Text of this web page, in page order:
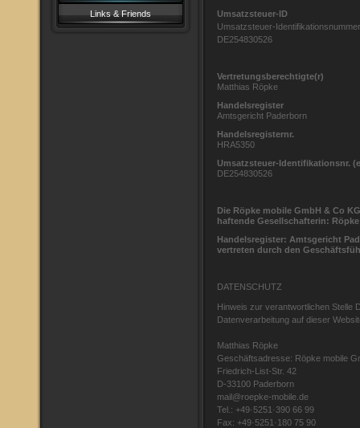
Links & Friends
Umsatzsteuer-ID
Umsatzsteuer-Identifikationsnummer
DE254830526
Vertretungsberechtigte(r)
Matthias Röpke
Handelsregister
Amtsgericht Paderborn
Handelsregisternr.
HRA5350
Umsatzsteuer-Identifikationsnr.
DE254830526
Die Röpke mobile GmbH & Co
haftende Gesellschafterin:
Handelsregister: Amtsgericht
vertreten durch den
DATENSCHUTZ
Hinweis zur verantwortlichen Stelle
Datenverarbeitung auf dieser
Matthias Röpke
Geschäftsadresse: Röpke mobile
Friedrich-List-Str. 42
D-33100 Paderborn
mail@roepke-mobile.de
Tel.: +49·5251·390 66 99
Fax: +49·5251·180 75 90